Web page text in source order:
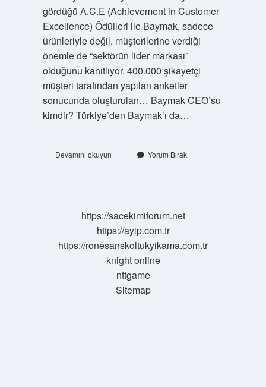
gördüğü A.C.E (Achievement in Customer
Excellence) Ödülleri ile Baymak, sadece
ürünleriyle değil, müşterilerine verdiği
önemle de “sektörün lider markası”
olduğunu kanıtlıyor. 400.000 şikayetçi
müşteri tarafından yapılan anketler
sonucunda oluşturulan… Baymak CEO’su
kimdir? Türkiye’den Baymak’ı da…
Devamını okuyunBaymak
Nereli
Yorum Bırak
https://sacekimiforum.net
https://ayip.com.tr
https://ronesanskoltukyikama.com.tr
knight online
nttgame
Sitemap